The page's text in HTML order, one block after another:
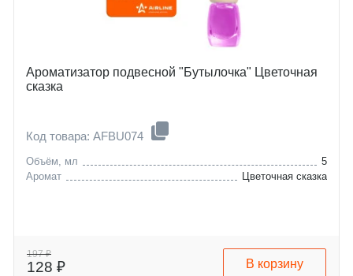
Ароматизатор подвесной "Бутылочка" Цветочная
сказка
Код товара: AFBU074
Объём, мл
5
Аромат
Цветочная сказка
197 ₽
128 ₽ В корзину